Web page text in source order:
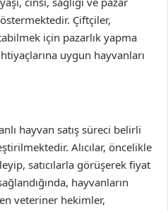
Çiftçiler,
için pazarlık yapma
uygun hayvanları
hayvan satış süreci belirli
Alıcılar, öncelikle
satıcılarla görüşerek fiyat
hayvanların
veteriner hekimler,